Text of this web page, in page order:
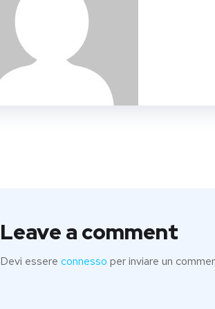
Leave a comment
Devi essere connesso per inviare un